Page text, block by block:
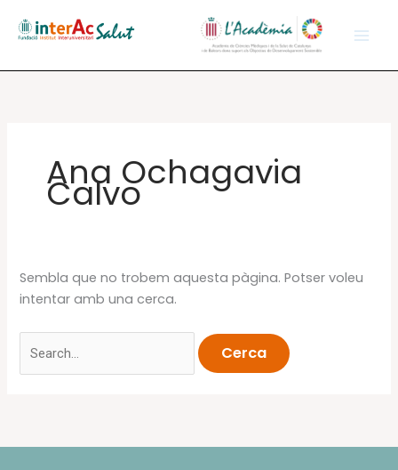
Ana Ochagavia
Calvo
Sembla que no trobem aquesta pàgina. Potser voleu
intentar amb una cerca.